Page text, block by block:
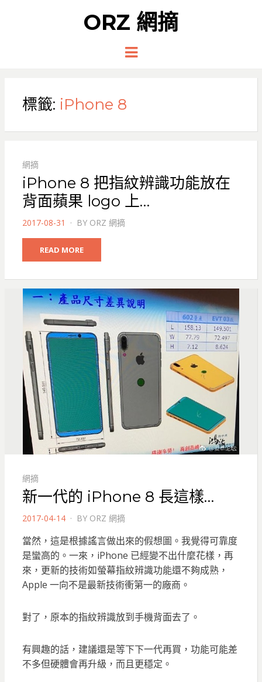
ORZ 網摘
Menu
標籤: iPhone 8
網摘
iPhone 8 把指紋辨識功能放在
背面蘋果 logo 上…
POSTED
2017-08-31 BY ORZ 網摘
READ MORE
網摘
新一代的 iPhone 8 長這樣…
POSTED
2017-04-14 BY ORZ 網摘
當然，這是根據謠言做出來的假想圖。我覺得可靠度
是蠻高的。一來，iPhone 已經變不出什麼花樣，再
來，更新的技術如螢幕指紋辨識功能還不夠成熟，
Apple 一向不是最新技術衝第一的廠商。
對了，原本的指紋辨識放到手機背面去了。
有興趣的話，建議還是等下下一代再買，功能可能差
不多但硬體會再升級，而且更穩定。